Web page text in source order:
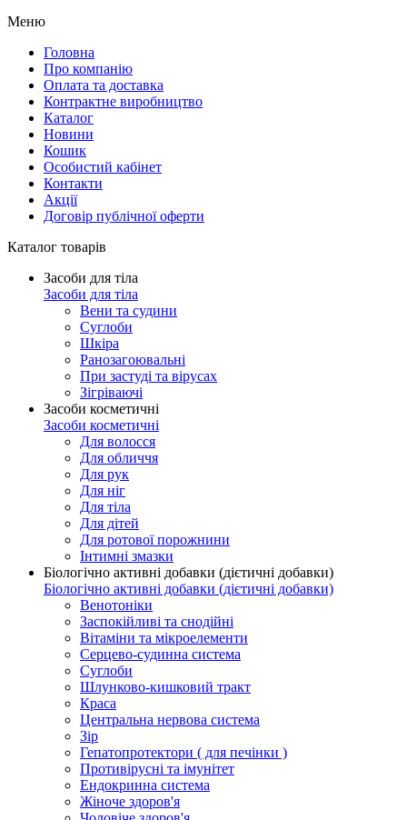
Меню
Головна
Про компанію
Оплата та доставка
Контрактне виробництво
Каталог
Новини
Кошик
Особистий кабінет
Контакти
Акції
Договір публічної оферти
Каталог товарів
Засоби для тіла
Засоби для тіла
Вени та судини
Суглоби
Шкіра
Ранозагоювальні
При застуді та вірусах
Зігріваючі
Засоби косметичні
Засоби косметичні
Для волосся
Для обличчя
Для рук
Для ніг
Для тіла
Для дітей
Для ротової порожнини
Інтимні змазки
Біологічно активні добавки (дієтичні добавки)
Біологічно активні добавки (дієтичні добавки)
Венотоніки
Заспокійливі та снодійні
Вітаміни та мікроелементи
Серцево-судинна система
Суглоби
Шлунково-кишковий тракт
Краса
Центральна нервова система
Зір
Гепатопротектори ( для печінки )
Противірусні та імунітет
Ендокринна система
Жіноче здоров'я